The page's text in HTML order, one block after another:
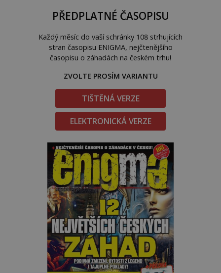
PŘEDPLATNÉ ČASOPISU
Každý měsíc do vaší schránky 108 strhujících
stran časopisu ENIGMA, nejčtenějšího
časopisu o záhadách na českém trhu!
ZVOLTE PROSÍM VARIANTU
TIŠTĚNÁ VERZE
ELEKTRONICKÁ VERZE